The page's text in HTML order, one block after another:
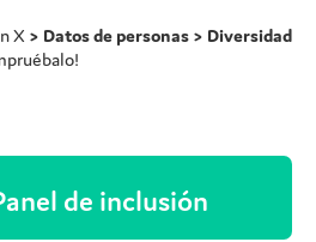
X > Datos de personas > Diversidad
de inclusión